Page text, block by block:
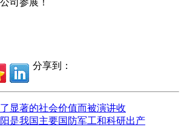
司参展！
分享到：
显著的社会价值而被演讲收
是我国主要国防军工和科研出产